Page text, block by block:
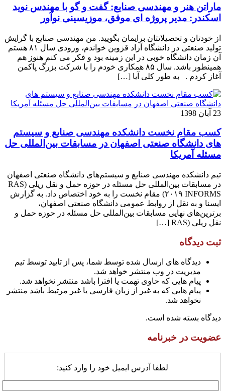
ماراتن هنر و مهندسی صنایع: گفت و گو با مهندس نوید
اسکندر: مدیر پروژه ای موفق، موزیسینی نوآور
از خودتان و تحصیلاتتان برایمان بگویید. من مهندسی صنایع با گرایش
تولید صنعتی در دانشگاه آزاد قزوین خواندم، ورودی سال ۸۱ هستم
آن زمان دانشگاه خوبی در این زمینه بود و فکر می کنم هنوز هم
همینطور باشد. سال ۸۵ همکاری خودم را با شرکت بزرگ پاکمن
آغاز کردم . به طور کلی آیا […]
23 آبان 1398
کسب مقام نخست دانشکده مهندسی صنایع و سیستم
های دانشگاه صنعتی اصفهان در مسابقات بین‌المللی حل
مسئله آمریکا
تیم دانشکده مهندسی صنایع و سیستم‌های دانشگاه صنعتی اصفهان
در مسابقات بین‌المللی حل مسئله در حوزه حمل و نقل ریلی (RAS
۲۰۱۹ INFORMS) مقام نخست را به خود اختصاص داد. به گزارش
ایسنا و به نقل از روابط عمومی دانشگاه صنعتی اصفهان،
برترین‌های نهایی مسابقات بین‌المللی حل مسئله در حوزه حمل و
نقل ریلی (RAS […]
ثبت دیدگاه
دیدگاه های ارسال شده توسط شما، پس از تایید توسط تیم
مدیریت در وب منتشر خواهد شد.
پیام هایی که حاوی تهمت یا افترا باشد منتشر نخواهد شد.
پیام هایی که به غیر از زبان فارسی یا غیر مرتبط باشد منتشر
نخواهد شد.
دیدگاه بسته شده است.
عضویت در خبرنامه
لطفا آدرس ایمیل خود را وارد کنید: